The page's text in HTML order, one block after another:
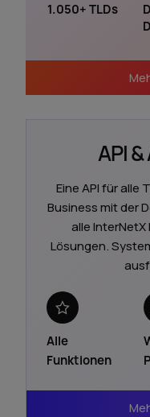
1.050+TLDs
API
Eine API für alle
Business mit der
alle
Lösungen.
Alle
Funktionen